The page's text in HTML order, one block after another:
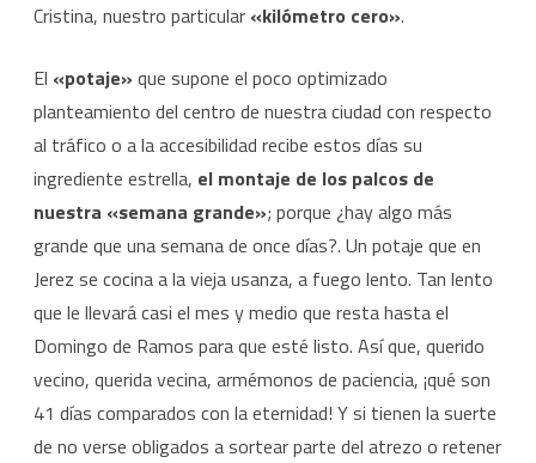
Cristina, nuestro particular «kilómetro cero».
El «potaje» que supone el poco optimizado
planteamiento del centro de nuestra ciudad con respecto
al tráfico o a la accesibilidad recibe estos días su
ingrediente estrella, el montaje de los palcos de
nuestra «semana grande»; porque ¿hay algo más
grande que una semana de once días?. Un potaje que en
Jerez se cocina a la vieja usanza, a fuego lento. Tan lento
que le llevará casi el mes y medio que resta hasta el
Domingo de Ramos para que esté listo. Así que, querido
vecino, querida vecina, armémonos de paciencia, ¡qué son
41 días comparados con la eternidad! Y si tienen la suerte
de no verse obligados a sortear parte del atrezo o retener